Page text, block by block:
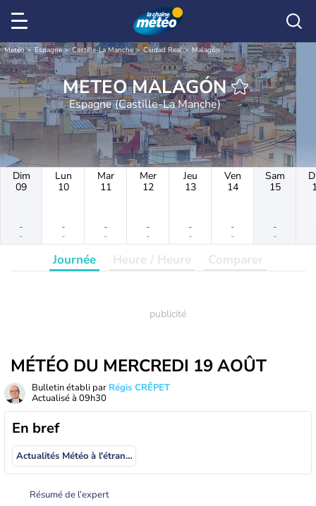
Météo Espagne Castille-La Manche Ciudad Real Malagón
METEO MALAGÓN
Espagne (Castille-La Manche)
Dim
09
-
-
Lun
10
-
-
Mar
11
-
-
Mer
12
-
-
Jeu
13
-
-
Ven
14
-
-
Sam
15
-
-
Journée Heure / Heure Comparer
MÉTÉO DU MERCREDI 19 AOÛT
Bulletin établi par Régis CRÊPET
Actualisé à 09h30
En bref
Actualités Météo à l'étranger
Résumé de l’expert